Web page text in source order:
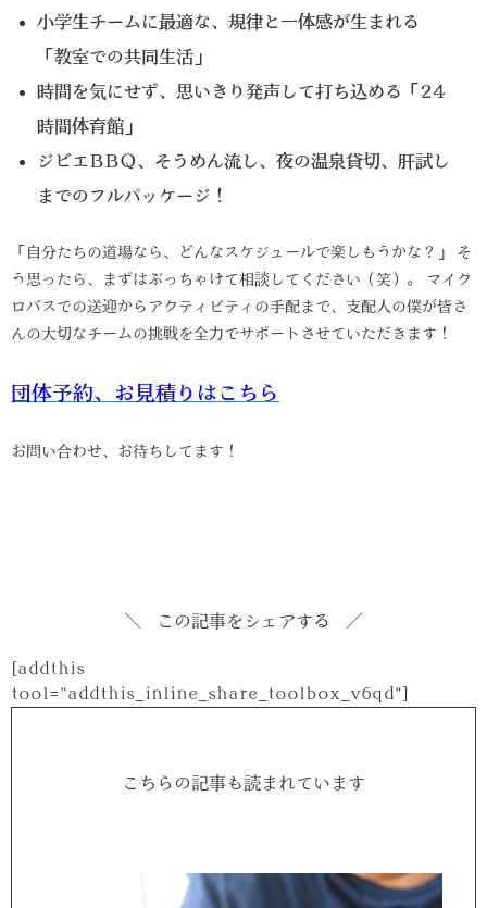
小学生チームに最適な、規律と一体感が生まれる
「教室での共同生活」
時間を気にせず、思いきり発声して打ち込める「24
時間体育館」
ジビエBBQ、そうめん流し、夜の温泉貸切、肝試し
までのフルパッケージ！
「自分たちの道場なら、どんなスケジュールで楽しもうかな？」 そ
う思ったら、まずはぶっちゃけて相談してください（笑）。 マイク
ロバスでの送迎からアクティビティの手配まで、支配人の僕が皆さ
んの大切なチームの挑戦を全力でサポートさせていただきます！
団体予約、お見積りはこちら
お問い合わせ、お待ちしてます！
この記事をシェアする
[addthis
tool="addthis_inline_share_toolbox_v6qd"]
こちらの記事も読まれています